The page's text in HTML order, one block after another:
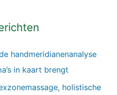
handmeridianenanalyse
in kaart brengt
holistische